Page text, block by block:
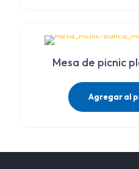
Mesa de picnic
Agregar al